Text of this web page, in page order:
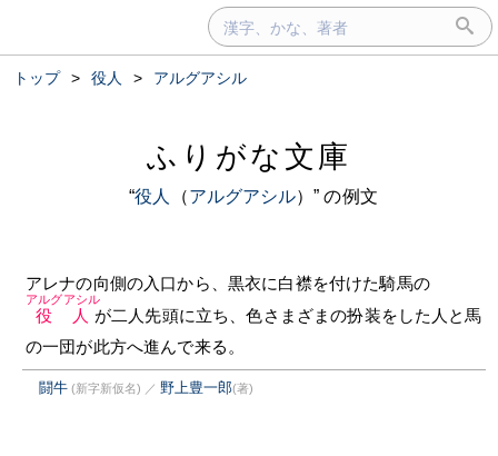
トップ > 役人 > アルグアシル
ふりがな文庫
“役人 （アルグアシル）” の例文
アレナの向側の入口から、黒衣に白襟を付けた騎馬の
役人
アルグアシル
が二人先頭に立ち、色さまざまの扮装をした人と馬
の一団が此方へ進んで来る。
闘牛 (新字新仮名) ／ 野上豊一郎(著)